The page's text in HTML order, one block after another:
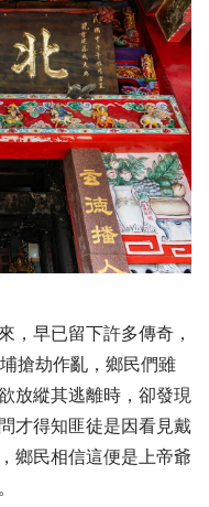
，早已留下許多傳奇，
搶劫作亂，鄉民們雖
放縱其逃離時，卻發現
才得知匪徒是因看見戴
鄉民相信這便是上帝爺